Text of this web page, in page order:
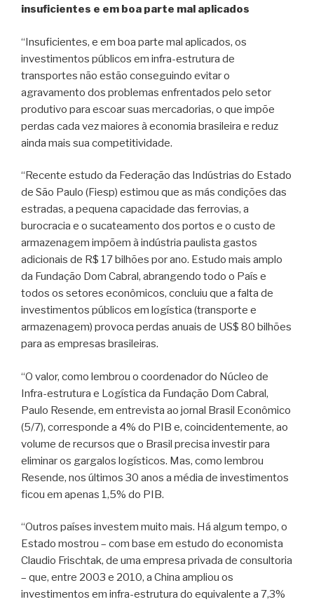
insuficientes e em boa parte mal aplicados
“Insuficientes, e em boa parte mal aplicados, os
investimentos públicos em infra-estrutura de
transportes não estão conseguindo evitar o
agravamento dos problemas enfrentados pelo setor
produtivo para escoar suas mercadorias, o que impõe
perdas cada vez maiores à economia brasileira e reduz
ainda mais sua competitividade.
“Recente estudo da Federação das Indústrias do Estado
de São Paulo (Fiesp) estimou que as más condições das
estradas, a pequena capacidade das ferrovias, a
burocracia e o sucateamento dos portos e o custo de
armazenagem impõem à indústria paulista gastos
adicionais de R$ 17 bilhões por ano. Estudo mais amplo
da Fundação Dom Cabral, abrangendo todo o País e
todos os setores econômicos, concluiu que a falta de
investimentos públicos em logística (transporte e
armazenagem) provoca perdas anuais de US$ 80 bilhões
para as empresas brasileiras.
“O valor, como lembrou o coordenador do Núcleo de
Infra-estrutura e Logística da Fundação Dom Cabral,
Paulo Resende, em entrevista ao jornal Brasil Econômico
(5/7), corresponde a 4% do PIB e, coincidentemente, ao
volume de recursos que o Brasil precisa investir para
eliminar os gargalos logísticos. Mas, como lembrou
Resende, nos últimos 30 anos a média de investimentos
ficou em apenas 1,5% do PIB.
“Outros países investem muito mais. Há algum tempo, o
Estado mostrou – com base em estudo do economista
Claudio Frischtak, de uma empresa privada de consultoria
– que, entre 2003 e 2010, a China ampliou os
investimentos em infra-estrutura do equivalente a 7,3%